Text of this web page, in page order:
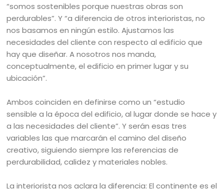
“somos sostenibles porque nuestras obras son
perdurables”. Y “a diferencia de otros interioristas, no
nos basamos en ningún estilo. Ajustamos las
necesidades del cliente con respecto al edificio que
hay que diseñar. A nosotros nos manda,
conceptualmente, el edificio en primer lugar y su
ubicación”.
Ambos coinciden en definirse como un “estudio
sensible a la época del edificio, al lugar donde se hace y
a las necesidades del cliente”. Y serán esas tres
variables las que marcarán el camino del diseño
creativo, siguiendo siempre las referencias de
perdurabilidad, calidez y materiales nobles.
La interiorista nos aclara la diferencia: El continente es el